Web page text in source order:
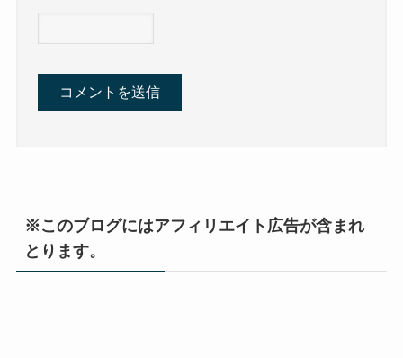
※このブログにはアフィリエイト広告が含まれ
とります。